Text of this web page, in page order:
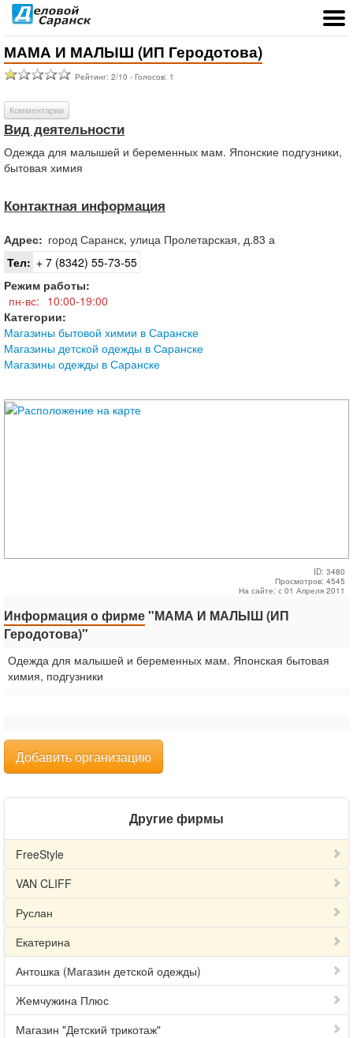
МАМА И МАЛЫШ (ИП Геродотова)
Рейтинг: 2/10 - Голосов: 1
Комментарии
Вид деятельности
Одежда для малышей и беременных мам. Японские подгузники,
бытовая химия
Контактная информация
Адрес: город Саранск, улица Пролетарская, д.83 а
Тел: + 7 (8342) 55-73-55
Режим работы:
пн-вс: 10:00-19:00
Категории:
Магазины бытовой химии в Саранске
Магазины детской одежды в Саранске
Магазины одежды в Саранске
ID: 3480
Просмотров: 4545
На сайте: с 01 Апреля 2011
Информация о фирме"МАМА И МАЛЫШ (ИП
Геродотова)"
Одежда для малышей и беременных мам. Японская бытовая
химия, подгузники
Добавить организацию
Другие фирмы
FreeStyle
VAN CLIFF
Руслан
Екатерина
Антошка (Магазин детской одежды)
Жемчужина Плюс
Магазин "Детский трикотаж"